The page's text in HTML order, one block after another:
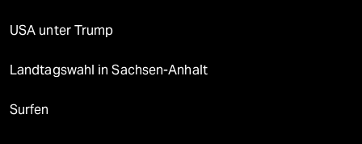
USA unter Trump
Landtagswahl in Sachsen-Anhalt
Surfen